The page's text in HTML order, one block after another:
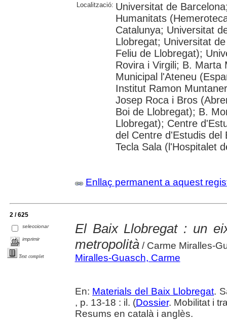
Localització: Universitat de
Humanitats
Catalunya; Universitat
Llobregat; Universitat
Feliu de Llobregat);
Rovira i Virgili; B. Marta
Municipal l'Ateneu
Institut Ramon
Josep Roca i Bros
Boi de Llobregat); B.
Llobregat); Centre
del Centre d'Estudis del
Tecla Sala (l'Hospitalet
Enllaç permanent a aquest
2 / 625
seleccionar
imprimir
Text complet
El Baix Llobregat : un
metropolità/ Carme Miralles-
Miralles-Guasch, Carme
En: Materials del Baix Llobregat.
, p. 13-18 : il. (Dossier. Mobilitat i
Resums en català i anglès.